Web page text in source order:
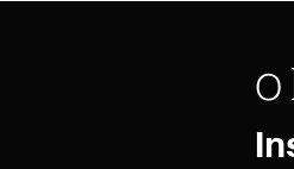
bem"
O